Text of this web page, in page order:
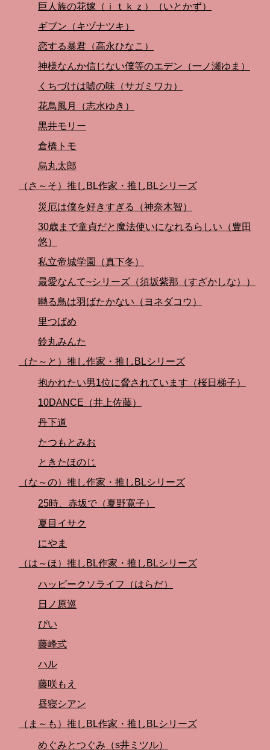
巨人族の花嫁（ｉｔｋｚ）（いとかず）
ギブン（キヅナツキ）
恋する暴君（高永ひなこ）
神様なんか信じない僕等のエデン（一ノ瀬ゆま）
くちづけは嘘の味（サガミワカ）
花鳥風月（志水ゆき）
黒井モリー
倉橋トモ
烏丸太郎
（さ～そ）推しBL作家・推しBLシリーズ
災厄は僕を好きすぎる（神奈木智）
30歳まで童貞だと魔法使いになれるらしい（豊田
悠）
私立帝城学園（真下冬）
最愛なんて~シリーズ（須坂紫那（すざかしな））
囀る鳥は羽ばたかない（ヨネダコウ）
里つばめ
鈴丸みんた
（た～と）推し作家・推しBLシリーズ
抱かれたい男1位に脅されています（桜日梯子）
10DANCE（井上佐藤）
丹下道
たつもとみお
ときたほのじ
（な～の）推し作家・推しBLシリーズ
25時、赤坂で（夏野寛子）
夏目イサク
にやま
（は～ほ）推しBL作家・推しBLシリーズ
ハッピークソライフ（はらだ）
日ノ原巡
ぴい
藤峰式
ハル
藤咲もえ
昼寝シアン
（ま～も）推しBL作家・推しBLシリーズ
めぐみとつぐみ（s井ミツル）